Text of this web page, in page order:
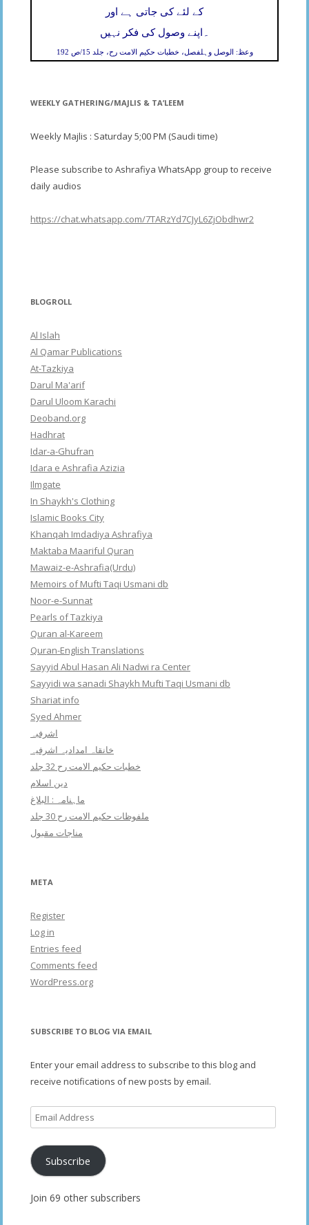
کے لئے کی جاتی ہے اور
اپنے وصول کی فکر نہیں ۔
وعظ: الوصل وہلفصل، خطبات حکیم الامت رح، جلد 15/ص 192
WEEKLY GATHERING/MAJLIS & TA’LEEM
Weekly Majlis : Saturday 5;00 PM (Saudi time)
Please subscribe to Ashrafiya WhatsApp group to receive
daily audios
https://chat.whatsapp.com/7TARzYd7CJyL6ZjObdhwr2
BLOGROLL
Al Islah
Al Qamar Publications
At-Tazkiya
Darul Ma'arif
Darul Uloom Karachi
Deoband.org
Hadhrat
Idar-a-Ghufran
Idara e Ashrafia Azizia
Ilmgate
In Shaykh's Clothing
Islamic Books City
Khanqah Imdadiya Ashrafiya
Maktaba Maariful Quran
Mawaiz-e-Ashrafia(Urdu)
Memoirs of Mufti Taqi Usmani db
Noor-e-Sunnat
Pearls of Tazkiya
Quran al-Kareem
Quran-English Translations
Sayyid Abul Hasan Ali Nadwi ra Center
Sayyidi wa sanadi Shaykh Mufti Taqi Usmani db
Shariat info
Syed Ahmer
اشرفبہ
خانقاہ امدادیہ اشرفیہ
خطبات حکیم الامت رح 32 جلد
دین اسلام
ماہنامہ : البلاغ
ملفوظات حکیم الامت رح 30 جلد
مناجات مقبول
META
Register
Log in
Entries feed
Comments feed
WordPress.org
SUBSCRIBE TO BLOG VIA EMAIL
Enter your email address to subscribe to this blog and
receive notifications of new posts by email.
Email
Address
Subscribe
Join 69 other subscribers